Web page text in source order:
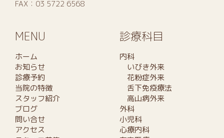
FAX：03 5722 6568
MENU
ホーム
お知らせ
診療予約
当院の特徴
スタッフ紹介
ブログ
問い合せ
アクセス
診療科目
内科
いびき外来
花粉症外来
舌下免疫療法
高山病外来
外科
小児科
心療内科